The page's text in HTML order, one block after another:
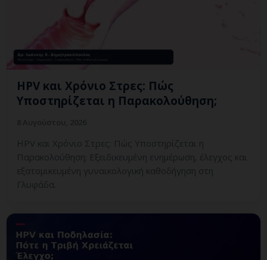
HPV και Χρόνιο Στρες: Πώς
Υποστηρίζεται η Παρακολούθηση;
HPV και Χρόνιο Στρες: Πώς Υποστηρίζεται η
Παρακολούθηση; Εξειδικευμένη ενημέρωση, έλεγχος και
εξατομικευμένη γυναικολογική καθοδήγηση στη
Γλυφάδα.